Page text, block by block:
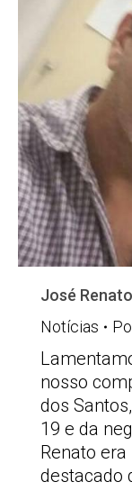
José
Notícias
nosso
dos
19 e da
Renato
destacado